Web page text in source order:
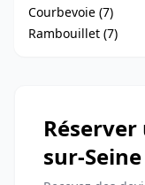
Courbevoie (7)
Rambouillet (7)
sur-Seine